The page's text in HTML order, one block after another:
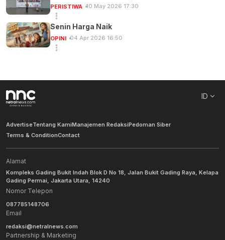
PERISTIWA 10 May 2026 17:30
Senin Harga Naik
OPINI 04 Apr 2026 16:50
ID
AdvertiseTentang KamiManajemen RedaksiPedoman Siber
Terms & ConditionContact
Alamat
Kompleks Gading Bukit Indah Blok D No 18, Jalan Bukit Gading Raya, Kelapa
Gading Permai, Jakarta Utara, 14240
Nomor Telepon
087785148706
Email
redaksi@netralnews.com
Partnership & Marketing